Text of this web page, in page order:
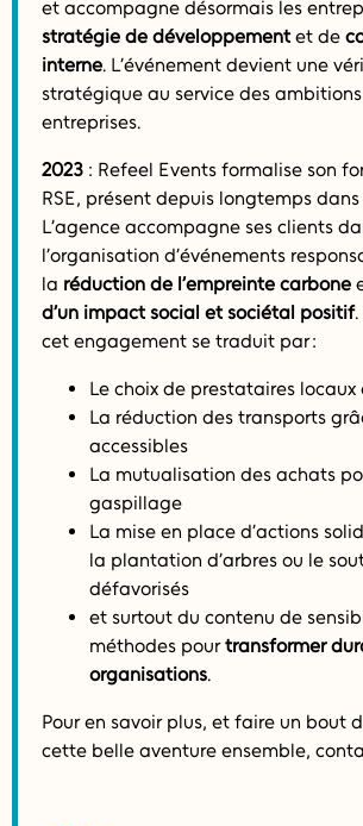
et accompagne désormais les
stratégie de développement et de
interne. L’événement devient une
stratégique au service des
entreprises.
2023 : Refeel Events formalise son
RSE, présent depuis longtemps dans
L’agence accompagne ses clients
l’organisation d’événements
la réduction de l’empreinte carbone
d’un impact social et sociétal positif
cet engagement se traduit par :
Le choix de prestataires locaux
La réduction des transports
accessibles
La mutualisation des achats
gaspillage
La mise en place d’actions
la plantation d’arbres ou le
défavorisés
et surtout du contenu de
méthodes pourtransformer
organisations.
Pour en savoir plus, et faire un bout
cette belle aventure ensemble,